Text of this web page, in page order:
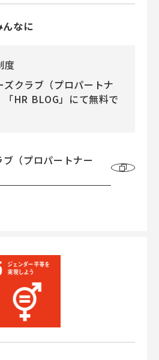
んなに
度
ズクラブ（プロパートナ
HR BLOG」にて無料で
（プロパートナー